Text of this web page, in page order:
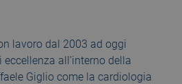
lavoro dal 2003 ad oggi
all’interno della
Giglio come la cardiologia